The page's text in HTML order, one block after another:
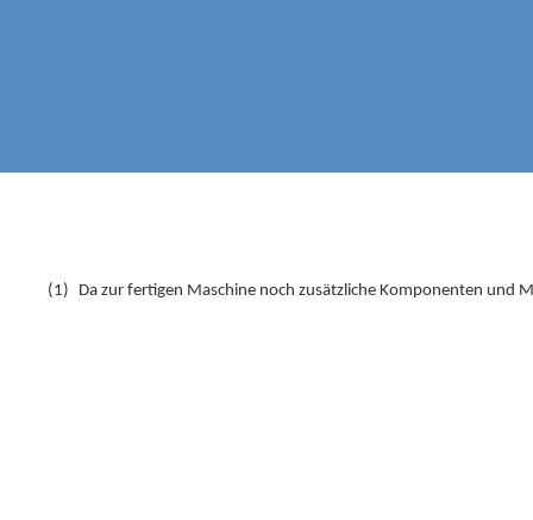
(1) Da zur fertigen Maschine noch zusätzliche Komponenten und